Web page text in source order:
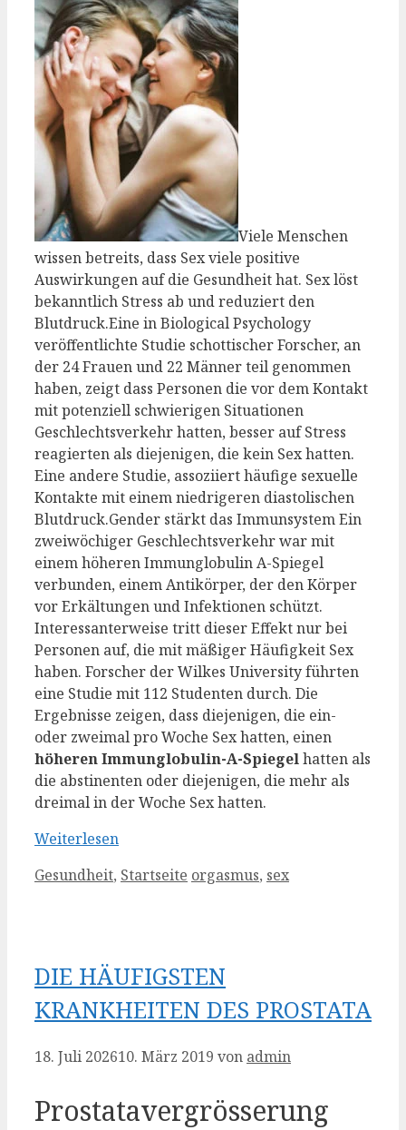
Viele Menschen
wissen betreits, dass Sex viele positive
Auswirkungen auf die Gesundheit hat. Sex löst
bekanntlich Stress ab und reduziert den
Blutdruck.Eine in Biological Psychology
veröffentlichte Studie schottischer Forscher, an
der 24 Frauen und 22 Männer teil genommen
haben, zeigt dass Personen die vor dem Kontakt
mit potenziell schwierigen Situationen
Geschlechtsverkehr hatten, besser auf Stress
reagierten als diejenigen, die kein Sex hatten.
Eine andere Studie, assoziiert häufige sexuelle
Kontakte mit einem niedrigeren diastolischen
Blutdruck.Gender stärkt das Immunsystem Ein
zweiwöchiger Geschlechtsverkehr war mit
einem höheren Immunglobulin A-Spiegel
verbunden, einem Antikörper, der den Körper
vor Erkältungen und Infektionen schützt.
Interessanterweise tritt dieser Effekt nur bei
Personen auf, die mit mäßiger Häufigkeit Sex
haben. Forscher der Wilkes University führten
eine Studie mit 112 Studenten durch. Die
Ergebnisse zeigen, dass diejenigen, die ein-
oder zweimal pro Woche Sex hatten, einen
höheren Immunglobulin-A-Spiegelhatten als
die abstinenten oder diejenigen, die mehr als
dreimal in der Woche Sex hatten.
Weiterlesen
Kategorien
Gesundheit, Startseite Schlagwörter
orgasmus, sex
DIE HÄUFIGSTEN
KRANKHEITEN DES PROSTATA
18. Juli 202610. März 2019 von admin
Prostatavergrösserung